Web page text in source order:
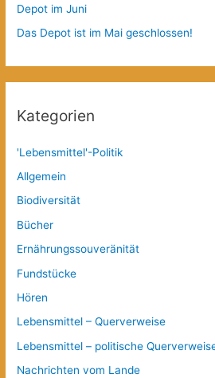
Depot im Juni
Das Depot ist im Mai geschlossen!
Kategorien
'Lebensmittel'-Politik
Allgemein
Biodiversität
Bücher
Ernährungssouveränität
Fundstücke
Hören
Lebensmittel – Querverweise
Lebensmittel – politische
Nachrichten vom Lande